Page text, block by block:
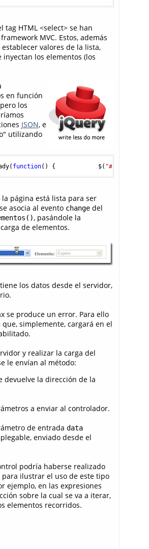
HTML <select> se han
MVC. Estos, además
valores de la lista,
los elementos (los
en función
los
JSON, e
utilizando
function() {            $( "#ddCategory"
página está lista para ser
asocia al evento changedel
, pasándole la
de elementos.
los datos desde el servidor,
se produce un error. Para ello
simplemente, cargará en el
y realizar la carga del
le envían al método:
devuelve la dirección de la
a enviar al controlador.
de entrada data
enviado desde el
podría haberse realizado
para ilustrar el uso de este tipo
ejemplo, en las expresiones
sobre la cual se va a iterar,
elementos recorridos.